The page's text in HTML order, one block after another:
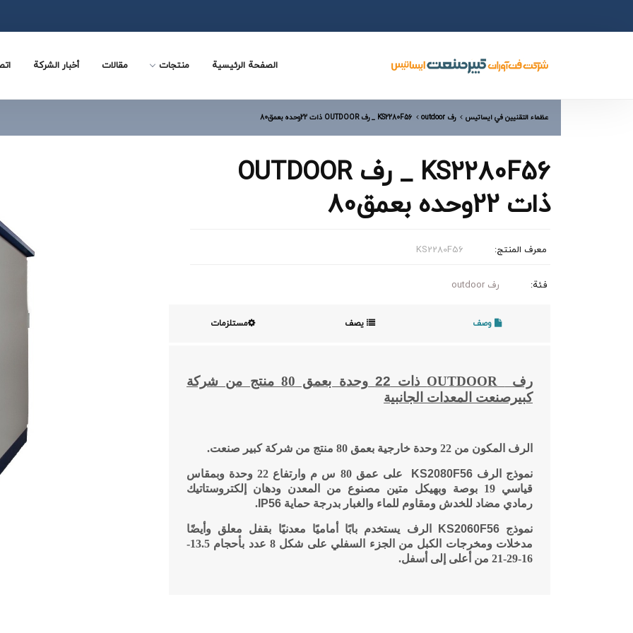
الصفحة الرئيسية منتجات مقالات أخبار الشركة
عظماء التقنيين في ایساتیس رف outdoor KS2280F56 _ رف OUTDOOR ذات 22وحده بعمق80
KS2280F56 _ رف OUTDOOR
ذات 22وحده بعمق80
معرف المنتج: KS2280F56
فئة: رف outdoor
وصف يصف مستلزمات
رف OUTDOOR ذات 22 وحد
ة بعمق 80 منتج من شركة
كبيرصنعت المعدات الجانبية
الرف المكون من 22 وحدة خارجية بعمق 80 منتج من شركة كبير صنعت .
نموذج الرفKS2080F56
على عمق 80 س م وارتفاع 22 وحدة وبمقاس
قياسي 19 بوصة وبهيكل متين مصنوع من المعدن ودهان إلكتروستاتيك
رمادي مضاد للخدش ومقاوم للماء والغبار بدرجة حماية IP56
.
نموذج KS2060F56
الرف يستخدم بابًا أماميًا معدنيًا بقفل معلق وأيضًا
مدخلات ومخرجات الكبل من الجزء السفلي على شكل 8 عدد بأحجام 13.5-
16-29-21 من أعلى إلى أسفل
.